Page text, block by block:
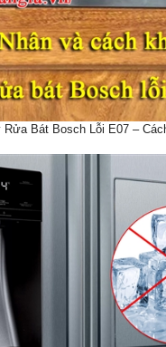
Rửa Bát Bosch Lỗi E07 –